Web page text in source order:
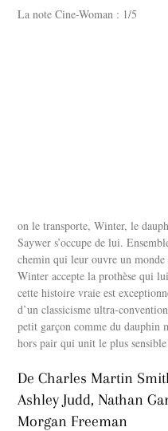
La note Cine-Woman : 1/5
on le transporte, Winter, le
Saywer s’occupe de lui.
chemin qui leur ouvre un monde
Winter accepte la prothèse qui
cette histoire vraie est
d’un classicisme ultra-
petit garçon comme du dauphin
hors pair qui unit le plus sensible
De Charles Martin
Ashley Judd, Nathan
Morgan Freeman